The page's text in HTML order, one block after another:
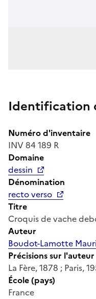
Identification
Numéro d'inventaire
INV 84 189 R
Domaine
dessin
Dénomination
recto verso
Titre
Croquis de vache
Auteur
Boudot-Lamotte
Précisions sur l'auteur
La Fère, 1878 ; Paris,
École (pays)
France